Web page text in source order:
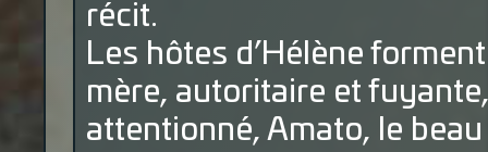
récit.
Les hôtes d’Hélène
mère, autoritaire et
attentionné, Amato, le